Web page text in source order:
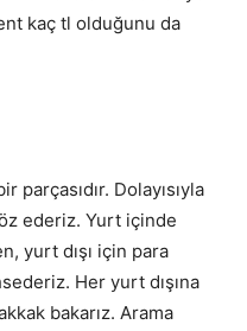
kaç tl olduğunu da
parçasıdır. Dolayısıyla
ederiz. Yurt içinde
yurt dışı için para
Her yurt dışına
bakarız. Arama